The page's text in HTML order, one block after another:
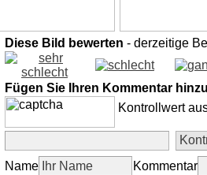
Diese Bild bewerten - derzeitige
Fügen Sie Ihren Kommentar
Kontrollwert
Name Kommentar